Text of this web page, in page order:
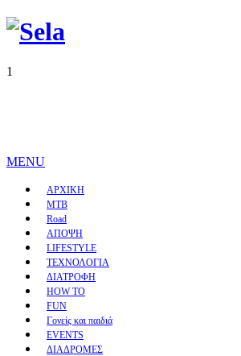
1
MENU
ΑΡΧΙΚΗ
MTB
Road
ΑΠΟΨΗ
LIFESTYLE
ΤΕΧΝΟΛΟΓΙΑ
ΔΙΑΤΡΟΦΗ
HOW TO
FUN
Γονείς και παιδιά
EVENTS
ΔΙΑΔΡΟΜΕΣ